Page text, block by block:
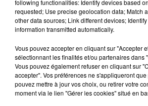
following functionalities: Identify devices based
requested; Use precise geolocation data; Match
other data sources; Link different devices;
information transmitted automatically.
Vous pouvez accepter en cliquant sur "Accepter
sélectionnant les finalités et/ou partenaires dans
Vous pouvez également refuser en cliquant sur
accepter". Vos préférences ne s'appliqueront
pouvez mettre à jour vos choix, ou retirer votre
moment via le lien "Gérer les cookies" situé en